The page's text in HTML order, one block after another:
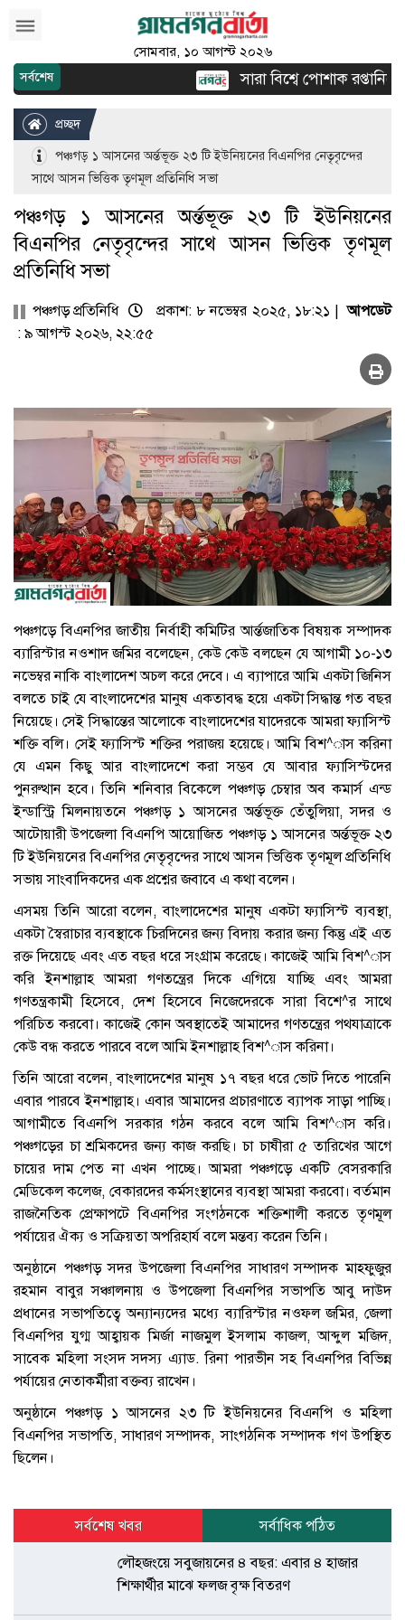
সোমবার, ১০ আগস্ট ২০২৬
সর্বশেষ সারা বিশ্বে পোশাক রপ্তানিতে
প্রচ্ছদ
পঞ্চগড় ১ আসনের অর্ন্তভূক্ত ২৩ টি ইউনিয়নের বিএনপির নেতৃবৃন্দের
সাথে আসন ভিত্তিক তৃণমূল প্রতিনিধি সভা
পঞ্চগড় ১ আসনের অর্ন্তভূক্ত ২৩ টি ইউনিয়নের
বিএনপির নেতৃবৃন্দের সাথে আসন ভিত্তিক তৃণমূল
প্রতিনিধি সভা
পঞ্চগড় প্রতিনিধি প্রকাশ: ৮ নভেম্বর ২০২৫, ১৮:২১ |আপডেট
: ৯ আগস্ট ২০২৬, ২২:৫৫
পঞ্চগড়ে বিএনপির জাতীয় নির্বাহী কমিটির আর্ন্তজাতিক বিষয়ক সম্পাদক
ব্যারিস্টার নওশাদ জমির বলেছেন, কেউ কেউ বলছেন যে আগামী ১০-১৩
নভেম্বর নাকি বাংলাদেশ অচল করে দেবে। এ ব্যাপারে আমি একটা জিনিস
বলতে চাই যে বাংলাদেশের মানুষ একতাবদ্ধ হয়ে একটা সিদ্ধান্ত গত বছর
নিয়েছে। সেই সিদ্ধান্তের আলোকে বাংলাদেশের যাদেরকে আমরা ফ্যাসিস্ট
শক্তি বলি। সেই ফ্যাসিস্ট শক্তির পরাজয় হয়েছে। আমি বিশ^াস করিনা
যে এমন কিছু আর বাংলাদেশে করা সম্ভব যে আবার ফ্যাসিস্টদের
পুনরুত্থান হবে। তিনি শনিবার বিকেলে পঞ্চগড় চেম্বার অব কমার্স এন্ড
ইন্ডাস্ট্রি মিলনায়তনে পঞ্চগড় ১ আসনের অর্ন্তভূক্ত তেঁতুলিয়া, সদর ও
আটোয়ারী উপজেলা বিএনপি আয়োজিত পঞ্চগড় ১ আসনের অর্ন্তভূক্ত ২৩
টি ইউনিয়নের বিএনপির নেতৃবৃন্দের সাথে আসন ভিত্তিক তৃণমূল প্রতিনিধি
সভায় সাংবাদিকদের এক প্রশ্নের জবাবে এ কথা বলেন।
এসময় তিনি আরো বলেন, বাংলাদেশের মানুষ একটা ফ্যাসিস্ট ব্যবস্থা,
একটা স্বৈরাচার ব্যবস্থাকে চিরদিনের জন্য বিদায় করার জন্য কিন্তু এই এত
রক্ত দিয়েছে এবং এত বছর ধরে সংগ্রাম করেছে। কাজেই আমি বিশ^াস
করি ইনশাল্লাহ আমরা গণতন্ত্রের দিকে এগিয়ে যাচ্ছি এবং আমরা
গণতন্ত্রকামী হিসেবে, দেশ হিসেবে নিজেদেরকে সারা বিশে^র সাথে
পরিচিত করবো। কাজেই কোন অবস্থাতেই আমাদের গণতন্ত্রের পথযাত্রাকে
কেউ বন্ধ করতে পারবে বলে আমি ইনশাল্লাহ বিশ^াস করিনা।
তিনি আরো বলেন, বাংলাদেশের মানুষ ১৭ বছর ধরে ভোট দিতে পারেনি
এবার পারবে ইনশাল্লাহ। এবার আমাদের প্রচারণাতে ব্যাপক সাড়া পাচ্ছি।
আগামীতে বিএনপি সরকার গঠন করবে বলে আমি বিশ^াস করি।
পঞ্চগড়ের চা শ্রমিকদের জন্য কাজ করছি। চা চাষীরা ৫ তারিখের আগে
চায়ের দাম পেত না এখন পাচ্ছে। আমরা পঞ্চগড়ে একটি বেসরকারি
মেডিকেল কলেজ, বেকারদের কর্মসংস্থানের ব্যবস্থা আমরা করবো। বর্তমান
রাজনৈতিক প্রেক্ষাপটে বিএনপির সংগঠনকে শক্তিশালী করতে তৃণমূল
পর্যায়ের ঐক্য ও সক্রিয়তা অপরিহার্য বলে মন্তব্য করেন তিনি।
অনুষ্ঠানে পঞ্চগড় সদর উপজেলা বিএনপির সাধারণ সম্পাদক মাহফুজুর
রহমান বাবুর সঞ্চালনায় ও উপজেলা বিএনপির সভাপতি আবু দাউদ
প্রধানের সভাপতিত্বে অন্যান্যদের মধ্যে ব্যারিস্টার নওফল জমির, জেলা
বিএনপির যুগ্ম আহ্বায়ক মির্জা নাজমুল ইসলাম কাজল, আব্দুল মজিদ,
সাবেক মহিলা সংসদ সদস্য এ্যাড. রিনা পারভীন সহ বিএনপির বিভিন্ন
পর্যায়ের নেতাকর্মীরা বক্তব্য রাখেন।
অনুষ্ঠানে পঞ্চগড় ১ আসনের ২৩ টি ইউনিয়নের বিএনপি ও মহিলা
বিএনপির সভাপতি, সাধারণ সম্পাদক, সাংগঠনিক সম্পাদক গণ উপস্থিত
ছিলেন।
সর্বশেষ খবর
সর্বাধিক পঠিত
লৌহজংয়ে সবুজায়নের ৪ বছর: এবার ৪ হাজার
শিক্ষার্থীর মাঝে ফলজ বৃক্ষ বিতরণ